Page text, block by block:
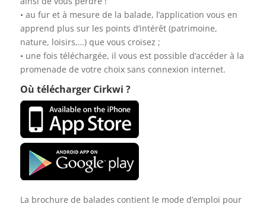
• au fur et à mesure de la balade, l’application vous en
apprend plus sur les points d’intérêt (patrimoine,
nature, loisirs,…) que vous croisez ;
• une fois téléchargée, il vous est possible d’accéder à la
promenade de votre choix sans connexion internet.
Où télécharger Cirkwi ?
La brochure de balades contient le mode d’emploi pour